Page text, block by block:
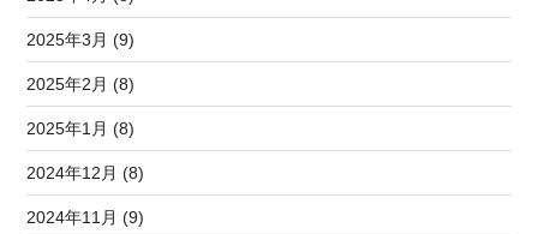
2025年3月 (9)
2025年2月 (8)
2025年1月 (8)
2024年12月 (8)
2024年11月 (9)